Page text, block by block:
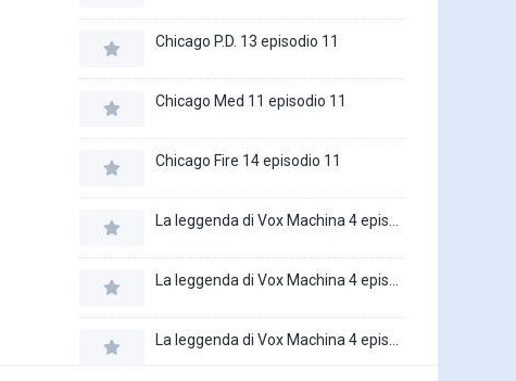
Chicago P.D. 13 episodio 11
Chicago Med 11 episodio 11
Chicago Fire 14 episodio 11